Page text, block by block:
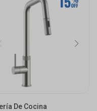
De Cocina